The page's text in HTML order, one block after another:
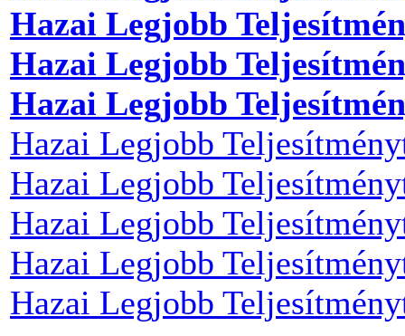
Hazai Legjobb
Hazai Legjobb
Hazai Legjobb
Hazai Legjobb
Hazai Legjobb
Hazai Legjobb
Hazai Legjobb
Hazai Legjobb